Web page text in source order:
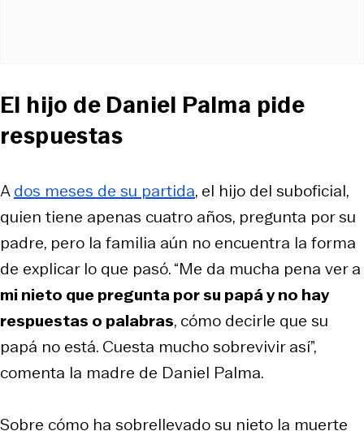
El hijo de Daniel Palma pide
respuestas
Ados meses de su partida, el hijo del suboficial,
quien tiene apenas cuatro años, pregunta por su
padre, pero la familia aún no encuentra la forma
de explicar lo que pasó. “Me da mucha pena ver a
mi nieto que pregunta por su papá y no hay
respuestas o palabras, cómo decirle que su
papá no está. Cuesta mucho sobrevivir así”,
comenta la madre de Daniel Palma.
Sobre cómo ha sobrellevado su nieto la muerte